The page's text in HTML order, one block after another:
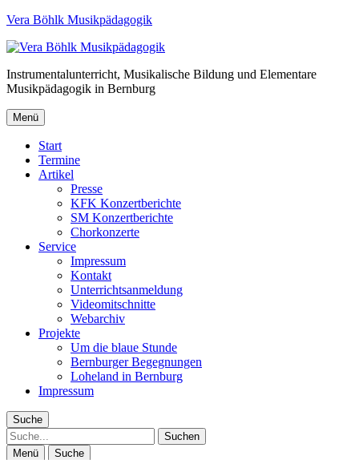
Vera Böhlk Musikpädagogik
Instrumentalunterricht, Musikalische Bildung und Elementare
Musikpädagogik in Bernburg
Menü
Start
Termine
Artikel
Presse
KFK Konzertberichte
SM Konzertberichte
Chorkonzerte
Service
Impressum
Kontakt
Unterrichtsanmeldung
Videomitschnitte
Webarchiv
Projekte
Um die blaue Stunde
Bernburger Begegnungen
Loheland in Bernburg
Impressum
Suche
Suche
Menü Suche